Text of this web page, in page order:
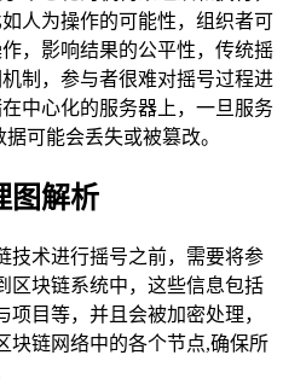
人为操作的可能性，组织者可
，影响结果的公平性，传统摇
制，参与者很难对摇号过程进
中心化的服务器上，一旦服务
可能会丢失或被篡改。
图解析
技术进行摇号之前，需要将参
区块链系统中，这些信息包括
目等，并且会被加密处理，
块链网络中的各个节点,确保所